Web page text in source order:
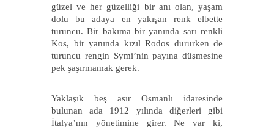
güzel ve her güzelliği bir anı olan, yaşam
dolu bu adaya en yakışan renk elbette
turuncu. Bir bakıma bir yanında sarı renkli
Kos, bir yanında kızıl Rodos dururken de
turuncu rengin Symi’nin payına düşmesine
pek şaşırmamak gerek.
Yaklaşık beş asır Osmanlı idaresinde
bulunan ada 1912 yılında diğerleri gibi
İtalya’nın yönetimine girer. Ne var ki,